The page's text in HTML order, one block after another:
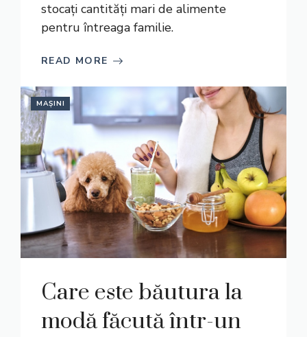
stocați cantități mari de alimente
pentru întreaga familie.
READ MORE
MAȘINI
Care este băutura la
modă făcută într-un